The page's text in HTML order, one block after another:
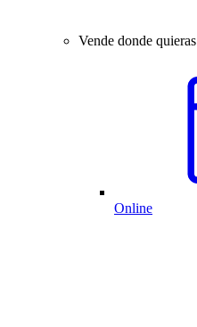
Vende donde quieras
Online